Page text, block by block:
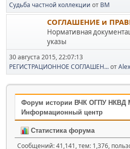
Судьба частной коллекции от BM
СОГЛАШЕНИЕ и
Нормативная
указы
30 августа 2015, 22:07:13
РЕГИСТРАЦИОННОЕ СОГЛАШЕН...отAlex
Форум истории ВЧК ОГПУ НКВД
Информационный центр
Статистика форума
Сообщений: 41,141, тем: 1,376,